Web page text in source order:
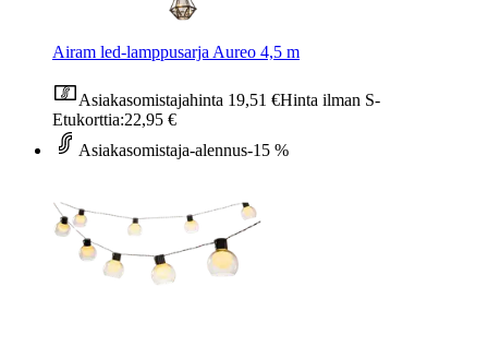
Airam led-lamppusarja Aureo 4,5 m
Asiakasomistajahinta 19,51 €Hinta ilman S-
Etukorttia:22,95 €
Asiakasomistaja-alennus-15 %